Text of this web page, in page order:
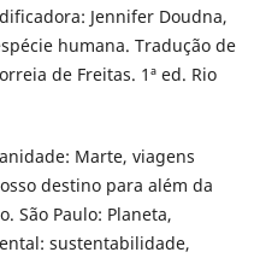
Jennifer Doudna,
humana. Tradução de
de Freitas. 1ª ed. Rio
Marte, viagens
destino para além da
São Paulo: Planeta,
sustentabilidade,